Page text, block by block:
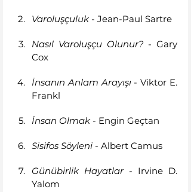
Varoluşçuluk - Jean-Paul Sartre
Nasıl Varoluşçu Olunur? - Gary
Cox
İnsanın Anlam Arayışı - Viktor E.
Frankl
İnsan Olmak - Engin Geçtan
Sisifos Söyleni - Albert Camus
Günübirlik Hayatlar - Irvine D.
Yalom